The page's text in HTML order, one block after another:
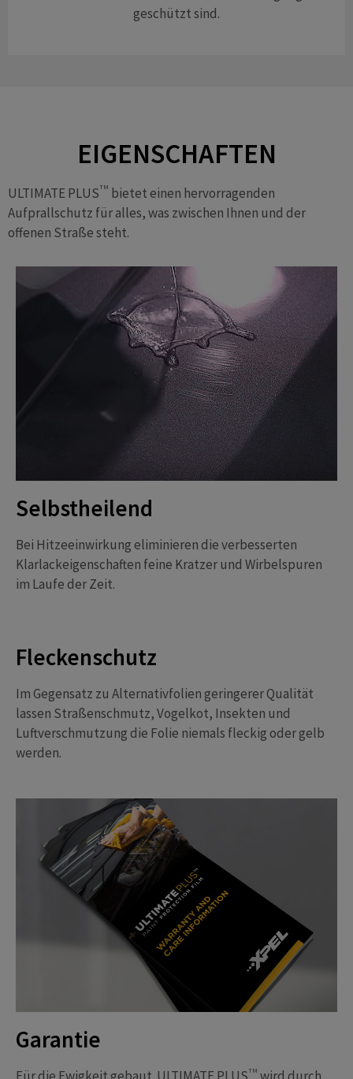
geschützt sind.
EIGENSCHAFTEN
ULTIMATE PLUSTM bietet einen hervorragenden
Aufprallschutz für alles, was zwischen Ihnen und der
offenen Straße steht.
Selbstheilend
Bei Hitzeeinwirkung eliminieren die verbesserten
Klarlackeigenschaften feine Kratzer und Wirbelspuren
im Laufe der Zeit.
Fleckenschutz
Im Gegensatz zu Alternativfolien geringerer Qualität
lassen Straßenschmutz, Vogelkot, Insekten und
Luftverschmutzung die Folie niemals fleckig oder gelb
werden.
Garantie
TM